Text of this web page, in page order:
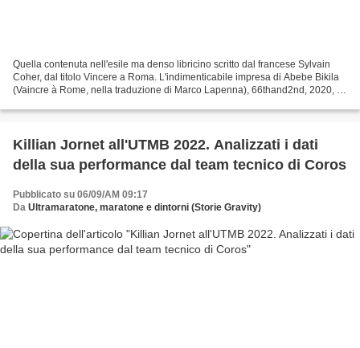
Quella contenuta nell'esile ma denso libricino scritto dal francese Sylvain
Coher, dal titolo Vincere a Roma. L'indimenticabile impresa di Abebe Bikila
(Vaincre à Rome, nella traduzione di Marco Lapenna), 66thand2nd, 2020, è
Killian Jornet all'UTMB 2022. Analizzati i dati
della sua performance dal team tecnico di Coros
Pubblicato su 06/09/AM 09:17
Da Ultramaratone, maratone e dintorni (Storie Gravity)